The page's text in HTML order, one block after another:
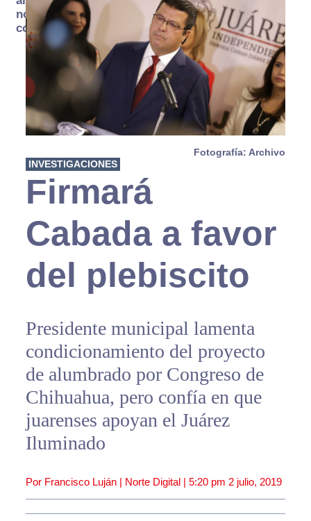
no se
consume
Fotografía: Archivo
INVESTIGACIONES
Firmará
Cabada a favor
del plebiscito
Presidente municipal lamenta
condicionamiento del proyecto
de alumbrado por Congreso de
Chihuahua, pero confía en que
juarenses apoyan el Juárez
Iluminado
Por Francisco Luján | Norte Digital | 5:20 pm 2 julio, 2019